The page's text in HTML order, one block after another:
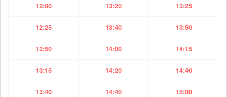
12:00 13:20 13:25
12:25 13:40 13:50
12:50 14:00 14:15
13:15 14:20 14:40
13:40 14:40 15:00